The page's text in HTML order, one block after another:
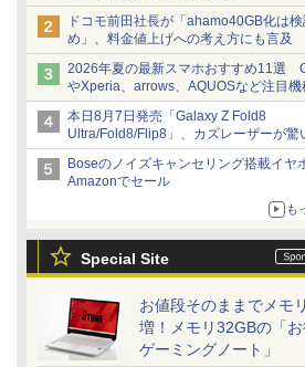
ドコモ前田社長が「ahamo40GB化は
め」、料金値上げへの考え方にも言及
2026年夏の最新スマホおすすめ11選
やXperia、arrows、AQUOSなど注目機
徴は
本日8月7日発売「Galaxy Z Fold8
Ultra/Fold8/Flip8」、カズレーザーが驚
ば屋のメニュー並みの薄さ」
Boseのノイズキャンセリング搭載イヤ
Amazonでセール
も
Special Site
お値段そのままでメモ
増！メモリ32GBの「
ゲーミングノート」